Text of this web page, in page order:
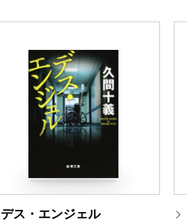
デス・エンジェル